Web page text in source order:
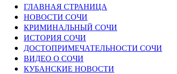
ГЛАВНАЯ СТРАНИЦА
НОВОСТИ СОЧИ
КРИМИНАЛЬНЫЙ СОЧИ
ИСТОРИЯ СОЧИ
ДОСТОПРИМЕЧАТЕЛЬНОСТИ СОЧИ
ВИДЕО О СОЧИ
КУБАНСКИЕ НОВОСТИ